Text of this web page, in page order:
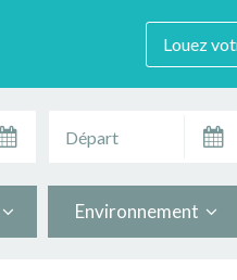
Louez
Environnement